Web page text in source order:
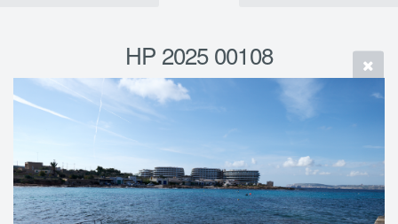
HP 2025 00108